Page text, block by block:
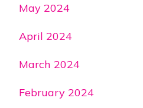
May 2024
April 2024
March 2024
February 2024